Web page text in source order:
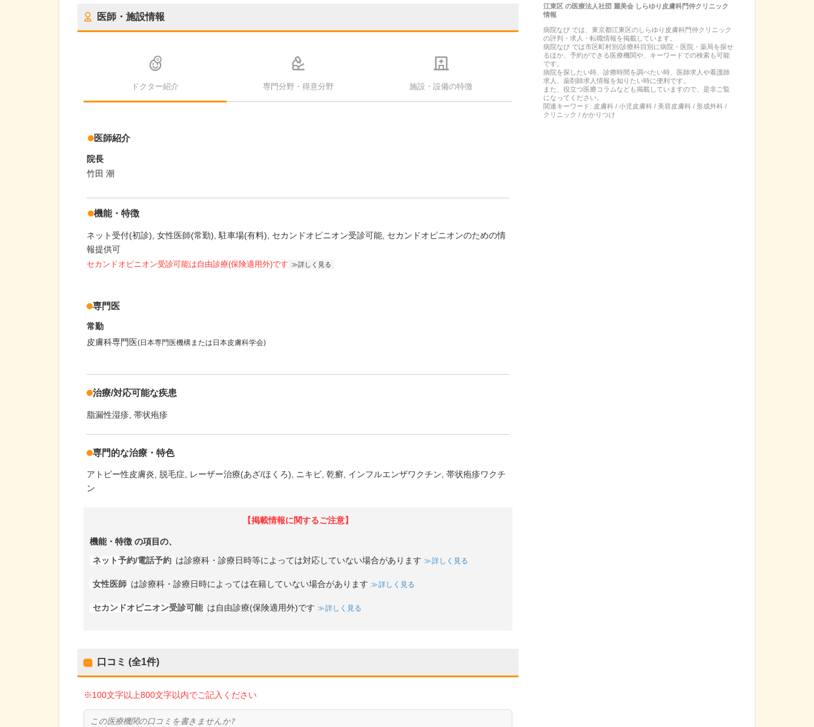
医師・施設情報
ドクター紹介 専門分野・得意分野 施設・設備の特徴
医師紹介
院長
竹田 潮
機能・特徴
ネット受付(初診) 女性医師(常勤) 駐車場(有料) セカンドオピニオン受診可能 セカンドオピニオンのための情
報提供可
セカンドオピニオン受診可能は自由診療(保険適用外)です 詳しく見る
専門医
常勤
皮膚科専門医(日本専門医機構または日本皮膚科学会)
治療/対応可能な疾患
脂漏性湿疹 帯状疱疹
専門的な治療・特色
アトピー性皮膚炎 脱毛症 レーザー治療(あざ/ほくろ) ニキビ 乾癬 インフルエンザワクチン 帯状疱疹ワクチ
ン
【掲載情報に関するご注意】
機能・特徴 の項目の、
ネット予約/電話予約 は診療科・診療日時等によっては対応していない場合があります 詳しく見る
女性医師 は診療科・診療日時によっては在籍していない場合があります 詳しく見る
セカンドオピニオン受診可能 は自由診療(保険適用外)です 詳しく見る
口コミ (全1件)
※100文字以上800文字以内でご記入ください
江東区の医療法人社団 麗美会 しらゆり皮膚科門仲クリニック
情報
病院なび では、 東京都江東区のしらゆり皮膚科門仲クリニック
の評判・求人・転職情報を掲載しています。
病院なび では市区町村別/診療科目別に病院・医院・薬局を探せ
るほか、予約ができる医療機関や、キーワードでの検索も可能
です。
病院を探したい時、診療時間を調べたい時、医師求人や看護師
求人、薬剤師求人情報を知りたい時に便利です。
また、役立つ医療コラムなども掲載していますので、是非ご覧
になってください。
関連キーワード: 皮膚科 / 小児皮膚科 / 美容皮膚科 / 形成外科 /
クリニック / かかりつけ